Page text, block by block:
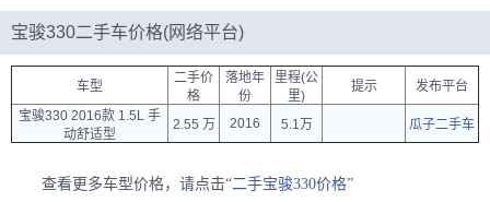
宝骏330二手车价格(网络平台)
车型
二手价
格
落地年
份
里程(公
里)
提示
发布平台
宝骏330 2016款 1.5L 手
动舒适型
2.55 万 2016 5.1万 瓜子二手车
查看更多车型价格，请点击“二手宝骏330价格”